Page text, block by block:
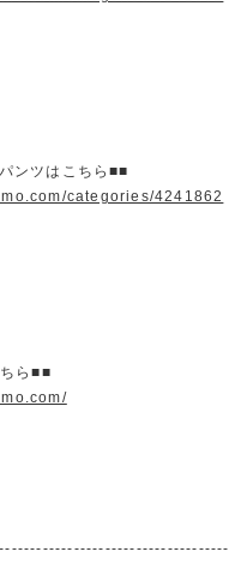
ンツはこちら■■
categories/4241862
ら■■